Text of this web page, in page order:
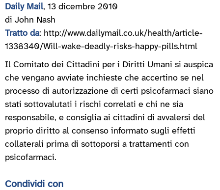
Daily Mail, 13 dicembre 2010
di John Nash
Tratto da: http://www.dailymail.co.uk/health/article-
1338340/Will-wake-deadly-risks-happy-pills.html
Il Comitato dei Cittadini per i Diritti Umani si auspica
che vengano avviate inchieste che accertino se nel
processo di autorizzazione di certi psicofarmaci siano
stati sottovalutati i rischi correlati e chi ne sia
responsabile, e consiglia ai cittadini di avvalersi del
proprio diritto al consenso informato sugli effetti
collaterali prima di sottoporsi a trattamenti con
psicofarmaci.
Condividi con